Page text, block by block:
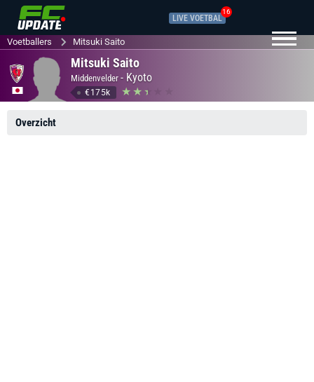
LIVE VOETBAL
16
Voetballers Mitsuki Saito
Mitsuki Saito
Middenvelder - Kyoto
€175k
Overzicht